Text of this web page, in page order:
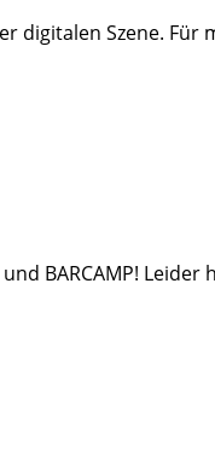
digitalen Szene. Für
BARCAMP! Leider